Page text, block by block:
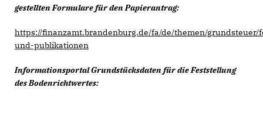
gestellten Formulare für den Papierantrag:
https://finanzamt.brandenburg.de/fa/de/themen/grundsteuer/
und-publikationen
Informationsportal Grundstücksdaten für die Feststellung
des Bodenrichtwertes: